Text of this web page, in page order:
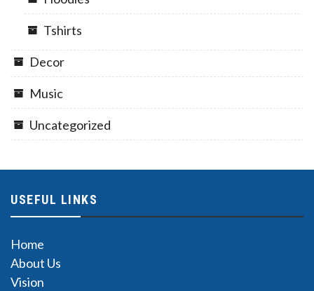
Tshirts
Decor
Music
Uncategorized
USEFUL LINKS
Home
About Us
Vision